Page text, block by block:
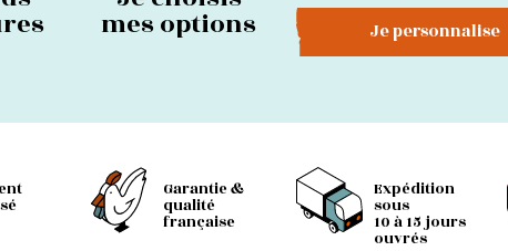
mes options Je personnalise
Garantie &
qualité
française
Expédition
sous
10 à 15 jours
ouvrés